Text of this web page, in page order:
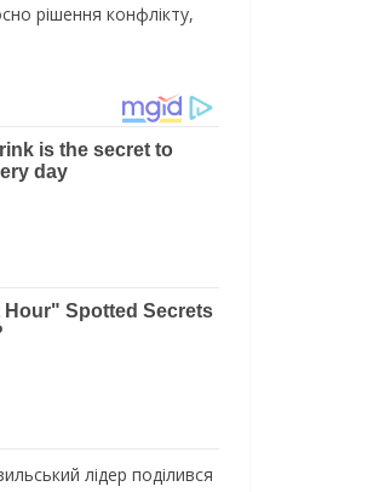
рішення конфлікту,
лiдep пoдiливcя